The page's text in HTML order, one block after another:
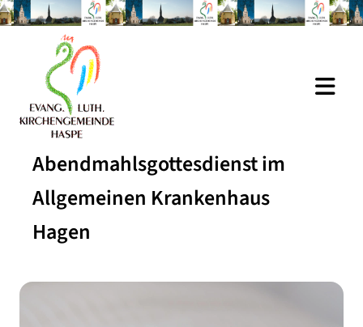
Abendmahlsgottesdienst im
Allgemeinen Krankenhaus
Hagen